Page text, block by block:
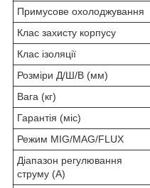
Примусове охолоджування
Клас захисту корпусу
Клас ізоляції
Розміри Д/Ш/В (мм)
Вага (кг)
Гарантія (міс)
Режим MIG/MAG/FLUX
Діапазон регулювання
струму (А)